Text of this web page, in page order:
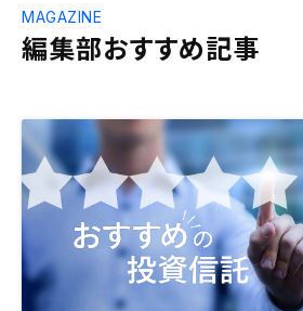
編集部おすすめ記事
MAGAZINE